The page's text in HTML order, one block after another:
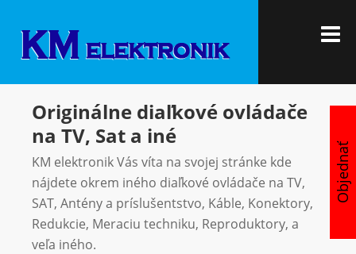
content
Originálne diaľkové ovládače
na TV, Sat a iné
KM elektronik Vás víta na svojej stránke kde
nájdete okrem iného diaľkové ovládače na TV,
SAT, Antény a príslušentstvo, Káble, Konektory,
Redukcie, Meraciu techniku, Reproduktory, a
veľa iného.
Objednať